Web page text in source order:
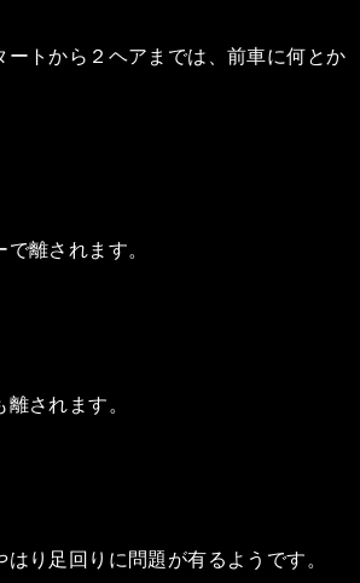
ートから２ヘアまでは、前車に何とか
離されます。
されます。
り足回りに問題が有るようです。